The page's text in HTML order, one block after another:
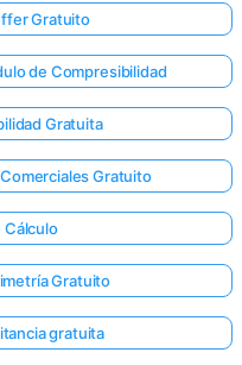
Gratuito
de Compresibilidad
Gratuita
Gratuito
Cálculo
Gratuito
gratuita